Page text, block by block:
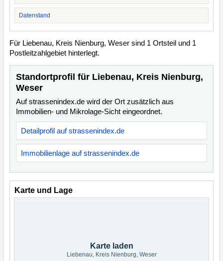
Datenstand
Für Liebenau, Kreis Nienburg, Weser sind 1 Ortsteil und 1
Postleitzahlgebiet hinterlegt.
Standortprofil für Liebenau, Kreis Nienburg,
Weser
Auf strassenindex.de wird der Ort zusätzlich aus
Immobilien- und Mikrolage-Sicht eingeordnet.
Detailprofil auf strassenindex.de
Immobilienlage auf strassenindex.de
Karte und Lage
Karte laden
Liebenau, Kreis Nienburg, Weser